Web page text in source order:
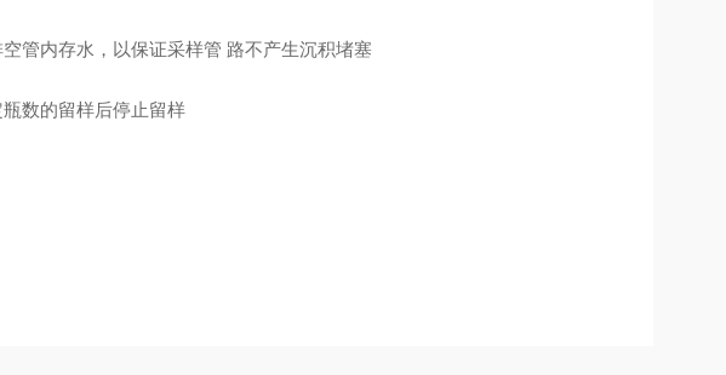
管内存水，以保证采样管 路不产生沉积堵塞
数的留样后停止留样